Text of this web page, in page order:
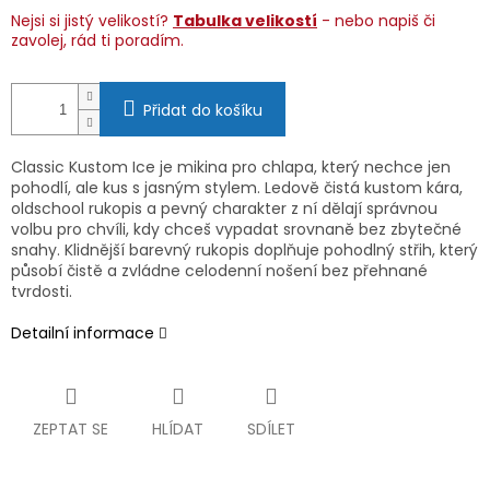
Nejsi si jistý velikostí? Tabulka velikostí - nebo napiš či
zavolej, rád ti poradím.
Přidat do košíku
Classic Kustom Ice je mikina pro chlapa, který nechce jen
pohodlí, ale kus s jasným stylem. Ledově čistá kustom kára,
oldschool rukopis a pevný charakter z ní dělají správnou
volbu pro chvíli, kdy chceš vypadat srovnaně bez zbytečné
snahy. Klidnější barevný rukopis doplňuje pohodlný střih, který
působí čistě a zvládne celodenní nošení bez přehnané
tvrdosti.
Detailní informace
ZEPTAT SE HLÍDAT SDÍLET